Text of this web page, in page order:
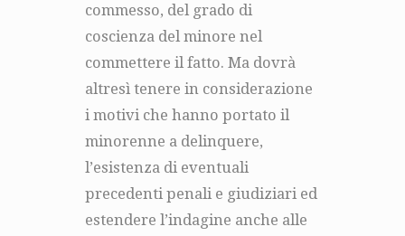
commesso, del grado di
coscienza del minore nel
commettere il fatto. Ma dovrà
altresì tenere in considerazione
i motivi che hanno portato il
minorenne a delinquere,
l’esistenza di eventuali
precedenti penali e giudiziari ed
estendere l’indagine anche alle